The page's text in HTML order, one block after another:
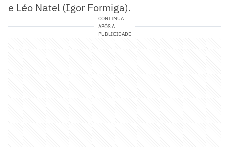
e Léo Natel (Igor Formiga).
CONTINUA
APÓS A
PUBLICIDADE